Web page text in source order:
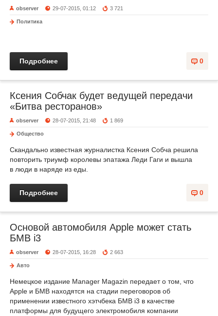
observer 29-07-2015, 01:12 3 721
Политика
0
Подробнее
Ксения Собчак будет ведущей передачи
«Битва ресторанов»
observer 28-07-2015, 21:48 1 869
Общество
Скандально известная журналистка Ксения Собча решила
повторить триумф королевы эпатажа Леди Гаги и вышла
в люди в наряде из еды.
0
Подробнее
Основой автомобиля Apple может стать
БМВ i3
observer 28-07-2015, 16:28 2 663
Авто
Немецкое издание Manager Magazin передает о том, что
Apple и БМВ находятся на стадии переговоров об
применении известного хэтчбека БМВ i3 в качестве
платформы для будущего электромобиля компании